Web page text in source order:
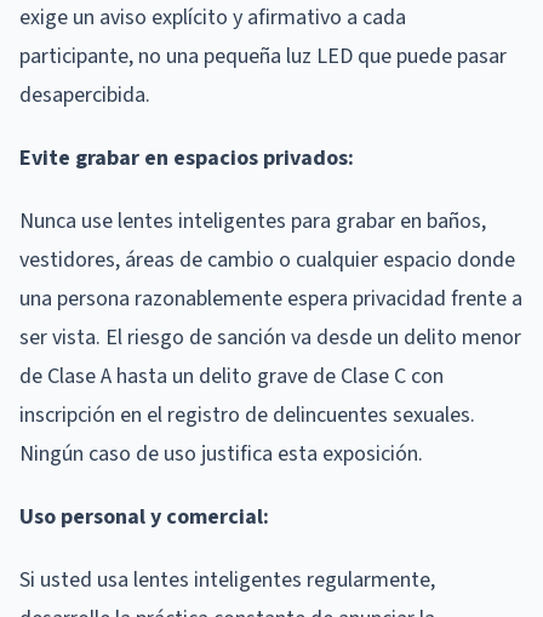
exige un aviso explícito y afirmativo a cada
participante, no una pequeña luz LED que puede pasar
desapercibida.
Evite grabar en espacios privados:
Nunca use lentes inteligentes para grabar en baños,
vestidores, áreas de cambio o cualquier espacio donde
una persona razonablemente espera privacidad frente a
ser vista. El riesgo de sanción va desde un delito menor
de Clase A hasta un delito grave de Clase C con
inscripción en el registro de delincuentes sexuales.
Ningún caso de uso justifica esta exposición.
Uso personal y comercial:
Si usted usa lentes inteligentes regularmente,